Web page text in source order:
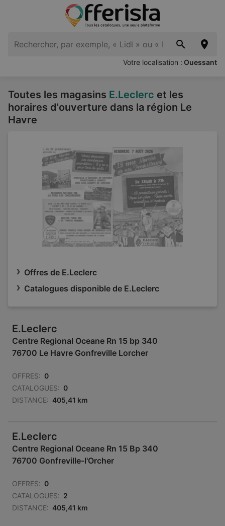
Votre localisation : Ouessant
Toutes les magasins E.Leclerc et les
horaires d'ouverture dans la région Le
Havre
Offres de E.Leclerc
Catalogues disponible de E.Leclerc
E.Leclerc
Centre Regional Oceane Rn 15 bp 340
76700 Le Havre Gonfreville Lorcher
OFFRES: 0
CATALOGUES: 0
DISTANCE: 405,41 km
E.Leclerc
Centre Regional Oceane Rn 15 Bp 340
76700 Gonfreville-l'Orcher
OFFRES: 0
CATALOGUES: 2
DISTANCE: 405,41 km